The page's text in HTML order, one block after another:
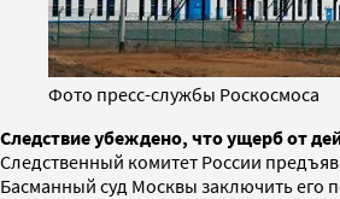
Фото пресс-службы Роскосмоса
Следствие убеждено, что ущерб от
Следственный комитет России
Басманный суд Москвы заключить его